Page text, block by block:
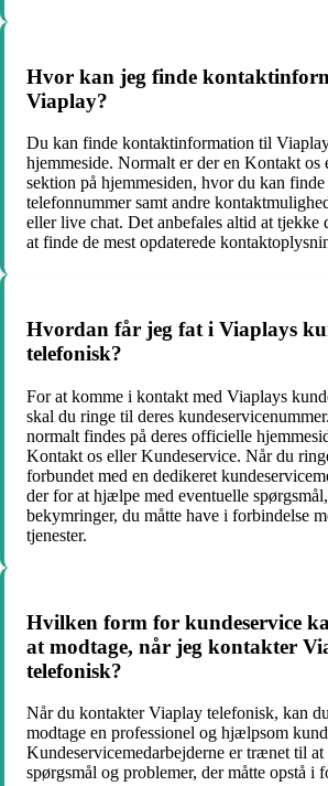
Hvor kan jeg finde
Viaplay?
Du kan finde kontaktinformation til
hjemmeside. Normalt er der en Kontakt os
sektion på hjemmesiden, hvor du kan finde
telefonnummer samt andre
eller live chat. Det anbefales altid at tjekke
at finde de mest opdaterede
Hvordan får jeg fat i Viaplays
telefonisk?
For at komme i kontakt med Viaplays
skal du ringe til deres
normalt findes på deres officielle
Kontakt os eller Kundeservice. Når du
forbundet med en dedikeret
der for at hjælpe med eventuelle
bekymringer, du måtte have i forbindelse
tjenester.
Hvilken form for kundeservice
at modtage, når jeg kontakter
telefonisk?
Når du kontakter Viaplay telefonisk, kan
modtage en professionel og hjælpsom
Kundeservicemedarbejderne er trænet til
spørgsmål og problemer, der måtte opstå i